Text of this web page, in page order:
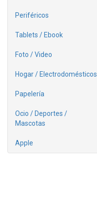
Periféricos
Tablets / Ebook
Foto / Video
Hogar / Electrodomésticos
Papelería
Ocio / Deportes /
Mascotas
Apple